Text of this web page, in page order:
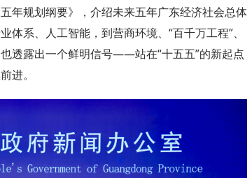
年规划纲要》，介绍未来五年广东经济社会总体
系、人工智能，到营商环境、“百千万工程”、
透露出一个鲜明信号——站在“十五五”的新起点
进。